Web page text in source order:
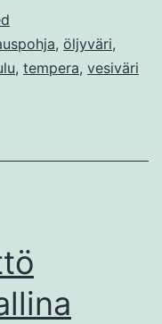
, öljyväri,
, tempera, vesiväri